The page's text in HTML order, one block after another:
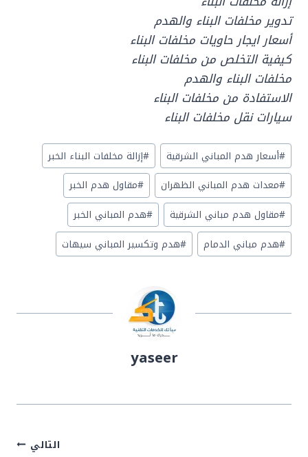
تدوير مخلفات البناء والهدم
أسعار ايجار حاويات مخلفات البناء
كيفية التخلص من مخلفات البناء
مخلفات البناء والهدم
الاستفادة من مخلفات البناء
سيارات نقل مخلفات البناء
وسوم
المقال:
#أسعار هدم المباني الشرقية #إزالة مخلفات البناء الخبر
#معدات هدم المباني الظهران #مقاول هدم الخبر
#مقاول هدم مباني الشرقية #هدم المباني الخبر
#هدم مباني الدمام #هدم وتكسير المباني سيهات
yaseer
التالي